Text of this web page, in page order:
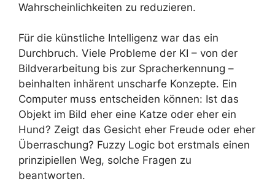
Wahrscheinlichkeiten zu reduzieren.
Für die künstliche Intelligenz war das ein
Durchbruch. Viele Probleme der KI – von der
Bildverarbeitung bis zur Spracherkennung –
beinhalten inhärent unscharfe Konzepte. Ein
Computer muss entscheiden können: Ist das
Objekt im Bild eher eine Katze oder eher ein
Hund? Zeigt das Gesicht eher Freude oder eher
Überraschung? Fuzzy Logic bot erstmals einen
prinzipiellen Weg, solche Fragen zu
beantworten.